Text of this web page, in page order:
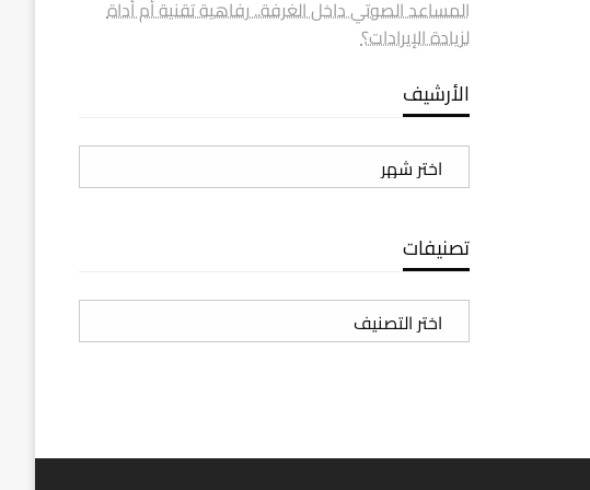
المساعد الصوتي داخل الغرفة.. رفاهية تقنية أم أداة
لزيادة الإيرادات؟
الأرشيف
الأرشيف
تصنيفات
تصنيفات